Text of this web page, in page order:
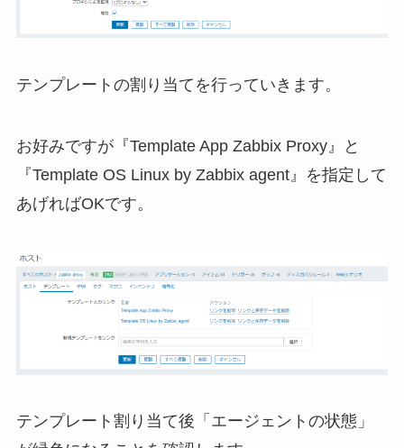
テンプレートの割り当てを行っていきます。
お好みですが『Template App Zabbix Proxy』と
『Template OS Linux by Zabbix agent』を指定して
あげればOKです。
テンプレート割り当て後「エージェントの状態」